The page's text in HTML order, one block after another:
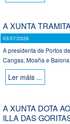
A XUNTA
03/07/2026
A presidenta de Portos
Cangas, Moaña e
Ler máis ...
A XUNTA DOTA
ILLA DAS